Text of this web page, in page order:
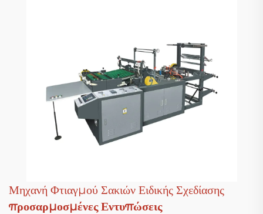
Μηχανή Φτιαγμού Σακιών Ειδικής Σχεδίασης
προσαρμοσμένες Εντυπώσεις